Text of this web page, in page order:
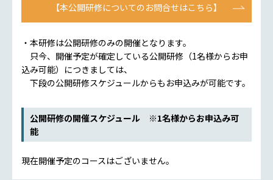
【本公開研修についてのお問合せはこちら】
・本研修は公開研修のみの開催となります。
只今、開催予定が確定している公開研修（1名様からお申
込み可能）につきましては、
下段の公開研修スケジュールからもお申込みが可能です。
公開研修の開催スケジュール ※1名様からお申込み可
能
現在開催予定のコースはございません。